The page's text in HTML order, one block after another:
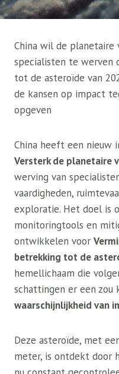
China wil de planetaire
specialisten te werven
tot de asteroïde van
de kansen op impact
opgeven
China heeft een nieuw
Versterk de planetaire
werving van
vaardigheden,
exploratie. Het doel is
monitoringtools en
ontwikkelen voor
betrekking tot de
hemellichaam die
schattingen er een zou
waarschijnlijkheid van
Deze asteroïde, met
meter, is ontdekt door